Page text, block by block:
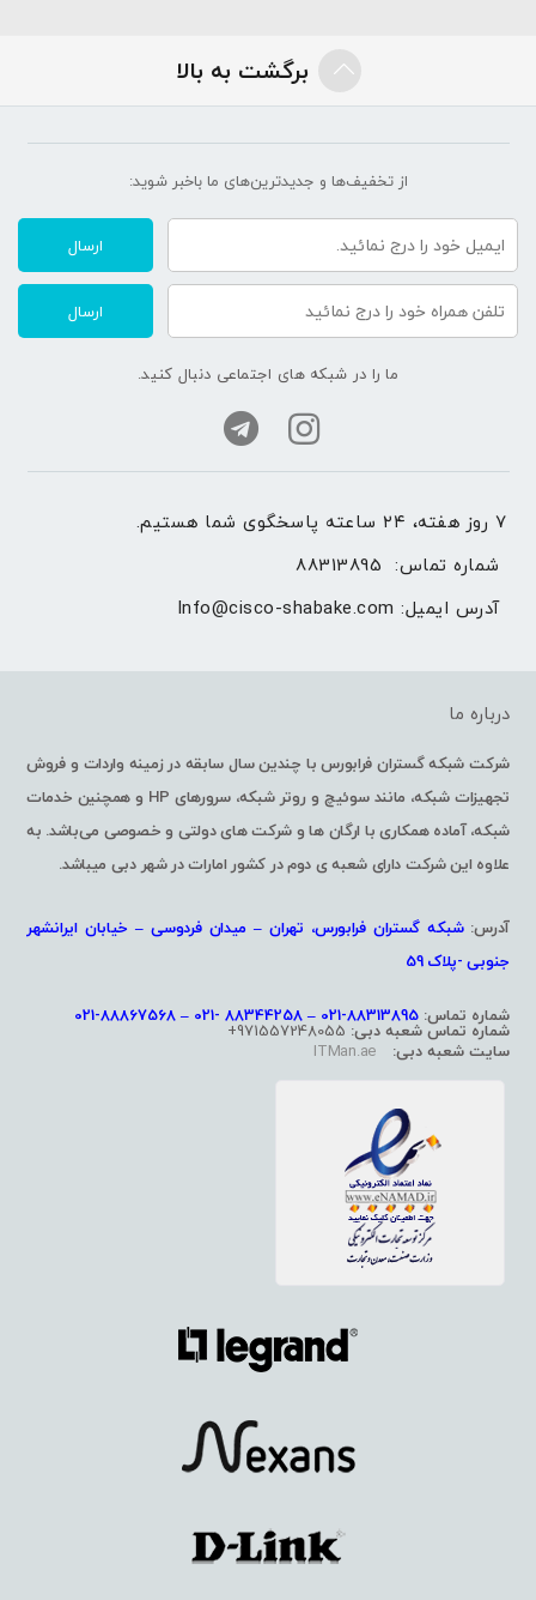
برگشت به بالا
از تخفیف‌ها و جدیدترین‌های ما‌ باخبر شوید:
ارسال
ارسال
ما را در شبکه های اجتماعی دنبال کنید.
۷ روز هفته، ۲۴ ساعته پاسخگوی شما هستیم.
شماره تماس: 88313895
آدرس ایمیل: Info@cisco-shabake.com
درباره ما
شرکت شبکه گستران فرابورس با چندین سال سابقه در زمینه واردات و فروش
تجهیزات شبکه، مانند سوئیچ و روتر شبکه، سرورهای HP و همچنین خدمات
شبکه، آماده همکاری با ارگان ها و شرکت های دولتی و خصوصی می‌باشد. به
علاوه این شرکت دارای شعبه ی دوم در کشور امارات در شهر دبی میباشد.
آدرس:شبکه گستران فرابورس، تهران – میدان فردوسی – خیابان ایرانشهر
جنوبی -پلاک 59
شماره تماس: 88313895-021 – 88344258 -021 – 88867568-021
شماره تماس شعبه دبی:
سایت شعبه دبی: ITMan.ae